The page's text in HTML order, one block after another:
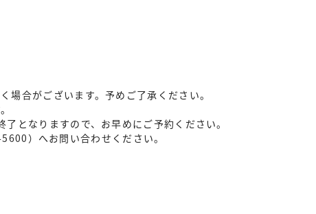
合がございます。予めご了承ください。
となりますので、お早めにご予約ください。
）へお問い合わせください。